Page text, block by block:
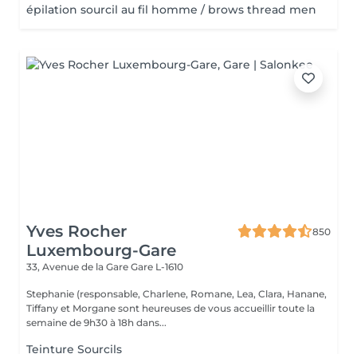
épilation sourcil au fil homme / brows thread men
Yves Rocher
Luxembourg-Gare
850
33, Avenue de la Gare Gare L-1610
Stephanie (responsable, Charlene, Romane, Lea, Clara, Hanane,
Tiffany et Morgane sont heureuses de vous accueillir toute la
semaine de 9h30 à 18h dans...
Teinture Sourcils